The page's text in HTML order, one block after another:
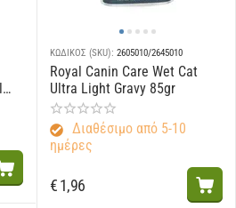
ΚΩΔΙΚΟΣ (SKU): 2605010/2645010
Royal Canin Care Wet Cat
Ultra Light Gravy 85gr
Διαθέσιμο από 5-10
ημέρες
€1,96